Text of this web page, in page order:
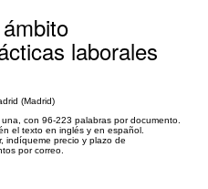
laborales
(Madrid)
con 96-223 palabras por documento.
el texto en inglés y en español.
indíqueme precio y plazo de
por correo.